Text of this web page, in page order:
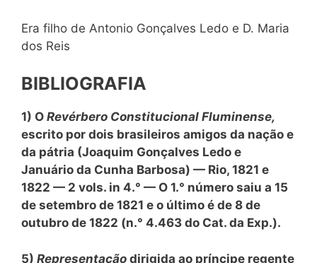
Era filho de Antonio Gonçalves Ledo e D. Maria
dos Reis
BIBLIOGRAFIA
1) O Revérbero Constitucional Fluminense,
escrito por dois brasileiros amigos da nação e
da pátria (Joaquim Gonçalves Ledo e
Januário da Cunha Barbosa) — Rio, 1821 e
1822 — 2 vols. in 4.° — O 1.° número saiu a 15
de setembro de 1821 e o último é de 8 de
outubro de 1822 (n.° 4.463 do Cat. da Exp.).
5) Representação dirigida ao príncipe regente